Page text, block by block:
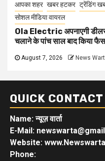
आपका शहर खबर हटकर ट्रेंडिंग
सोशल मीडिया वायरल
Ola Electric अपनाएगी
चलाने के पांच साल बाद किया
August 7, 2026 News
QUICK CONTACT
Name: न्यूज़ वार्ता
E-Mail:
Website:
Phone: